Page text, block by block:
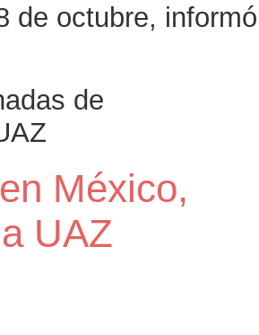
de octubre, informó
de
México,
UAZ